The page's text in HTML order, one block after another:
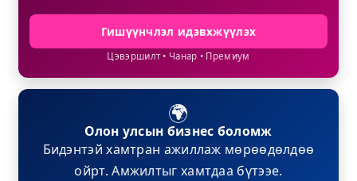
Гишүүнчлэл идэвхжүүлэх
Цэвэршилт • Чанар • Премиум
🌍
Олон улсын бизнес боломж
Бидэнтэй хамтран ажиллаж мөрөөдөлдөө
ойрт. Амжилтыг хамтдаа бүтээе.